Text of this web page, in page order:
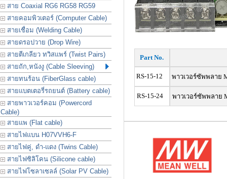
สาย Coaxial RG6 RG58 RG59
สายคอมพิวเตอร์ (Computer Cable)
สายเชื่อม (Welding Cable)
สายดรอปวาย (Drop Wire)
สายตีเกลียว ทวิสแพร์ (Twist Pairs)
สายถัก,หนังงู (Cable Sleeving)
สายทนร้อน (FiberGlass cable)
สายแบตเตอรี่รถยนต์ (Battery cable)
สายพาวเวอร์คอม (Powercord
Cable)
สายแพ (Flat cable)
สายไฟแบน H07VVH6-F
สายไฟคู่, ดำ-แดง (Twins Cable)
สายไฟซิลิโคน (Silicone cable)
สายไฟโซลาเซลล์ (Solar PV Cable)
Part No.
RS-15-12 พาวเวอร์ซัพพลาย
RS-15-24 พาวเวอร์ซัพพลาย